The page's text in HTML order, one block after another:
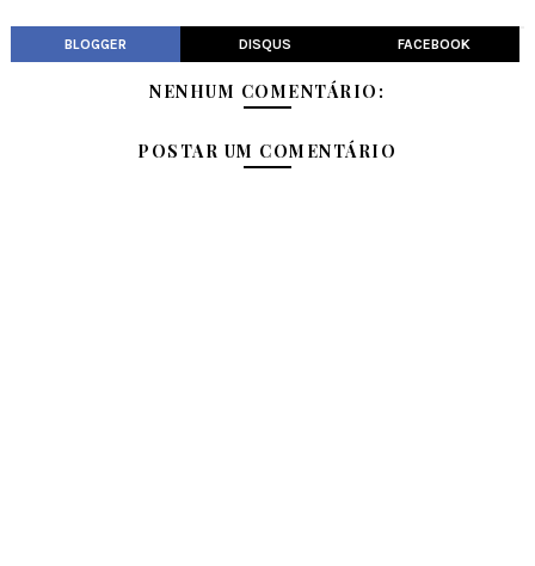
BLOGGER DISQUS FACEBOOK
NENHUM COMENTÁRIO:
POSTAR UM COMENTÁRIO